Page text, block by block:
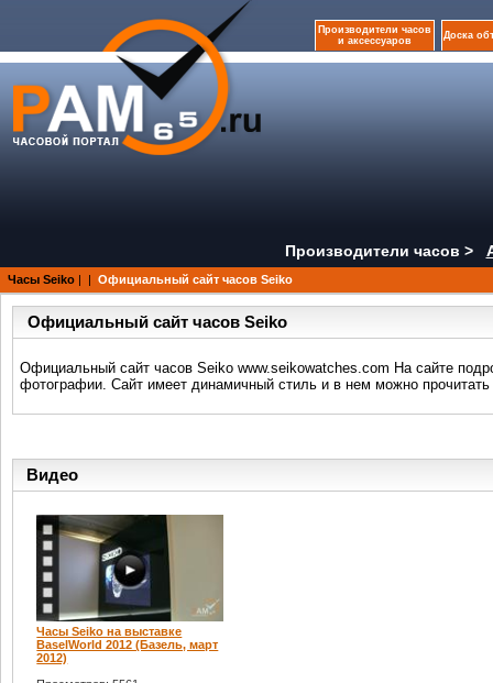
Производители часов
и аксессуаров
Доска
Производители часов >
Часы Seiko | | Официальный сайт часов Seiko
Официальный сайт часов Seiko
Официальный сайт часов Seiko www.seikowatches.com На сайте
фотографии. Сайт имеет динамичный стиль и в нем можно
Видео
Часы Seiko на выставке
BaselWorld 2012 (Базель, март
2012)